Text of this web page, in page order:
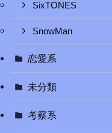
SixTONES
SnowMan
恋愛系
未分類
考察系